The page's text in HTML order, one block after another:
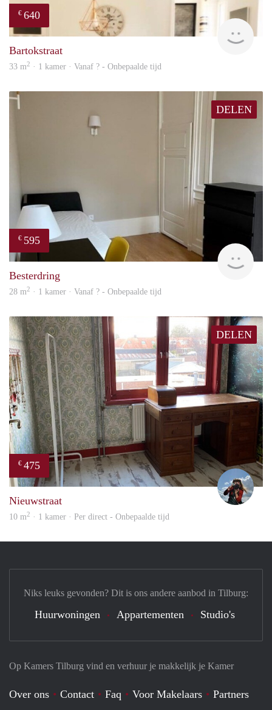
€ 640
Bartokstraat
33 m2 · 1 kamer · Vanaf ? - Onbepaalde tijd
DELEN
€ 595
Besterdring
28 m2 · 1 kamer · Vanaf ? - Onbepaalde tijd
DELEN
€ 475
Nieuwstraat
10 m2 · 1 kamer · Per direct - Onbepaalde tijd
Op Kamers Tilburg vind en verhuur je makkelijk je Kamer
Over ons Contact Faq Voor Makelaars Partners
Niks leuks gevonden? Dit is ons andere aanbod in Tilburg:
Huurwoningen Appartementen Studio's